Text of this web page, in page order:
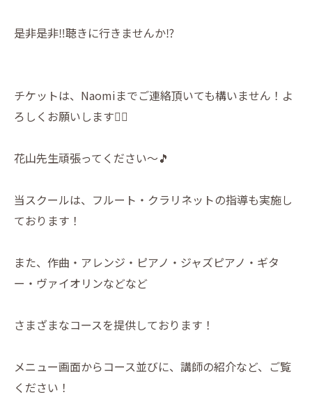
是非是非‼️聴きに行きませんか⁉️
チケットは、Naomiまでご連絡頂いても構いません！よ
ろしくお願いします🙇‍♀️
花山先生頑張ってください〜🎵
当スクールは、フルート・クラリネットの指導も実施し
ております！
また、作曲・アレンジ・ピアノ・ジャズピアノ・ギタ
ー・ヴァイオリンなどなど
さまざまなコースを提供しております！
メニュー画面からコース並びに、講師の紹介など、ご覧
ください！